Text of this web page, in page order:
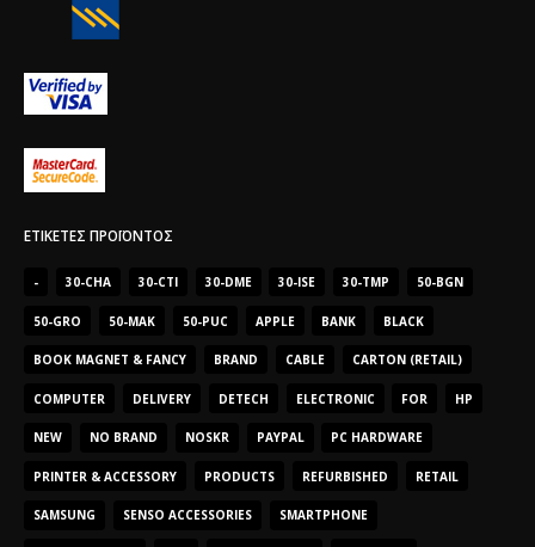
ΕΤΙΚΈΤΕΣ ΠΡΟΪΌΝΤΟΣ
- 30-CHA 30-CTI 30-DME 30-ISE 30-TMP 50-BGN
50-GRO 50-MAK 50-PUC APPLE BANK BLACK
BOOK MAGNET & FANCY BRAND CABLE CARTON (RETAIL)
COMPUTER DELIVERY DETECH ELECTRONIC FOR HP
NEW NO BRAND NOSKR PAYPAL PC HARDWARE
PRINTER & ACCESSORY PRODUCTS REFURBISHED RETAIL
SAMSUNG SENSO ACCESSORIES SMARTPHONE